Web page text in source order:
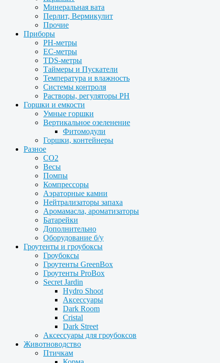
Минеральная вата
Перлит, Вермикулит
Прочие
Приборы
PH-метры
EC-метры
TDS-метры
Таймеры и Пускатели
Температура и влажность
Системы контроля
Растворы, регуляторы PH
Горшки и емкости
Умные горшки
Вертикальное озеленение
Фитомодули
Горшки, контейнеры
Разное
CO2
Весы
Помпы
Компрессоры
Аэраторные камни
Нейтрализаторы запаха
Аромамасла, ароматизаторы
Батарейки
Дополнительно
Оборудование б/у
Гроутенты и гроубоксы
Гроубоксы
Гроутенты GreenBox
Гроутенты ProBox
Secret Jardin
Hydro Shoot
Аксессуары
Dark Room
Cristal
Dark Street
Аксессуары для гроубоксов
Животноводство
Птичкам